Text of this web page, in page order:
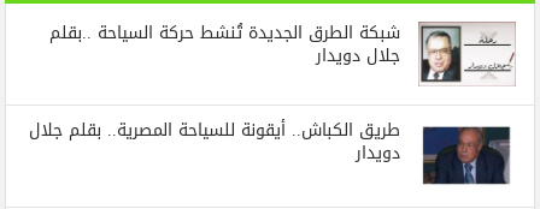
شبكة الطرق الجديدة تُنشط حركة السياحة ..بقلم
جلال دويدار
طريق الكباش.. أيقونة للسياحة المصرية.. بقلم جلال
دويدار